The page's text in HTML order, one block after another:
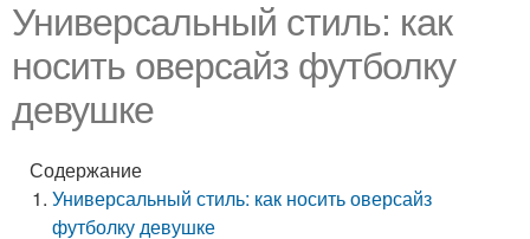
Универсальный стиль: как
носить оверсайз футболку
девушке
Содержание
Универсальный стиль: как носить оверсайз
футболку девушке